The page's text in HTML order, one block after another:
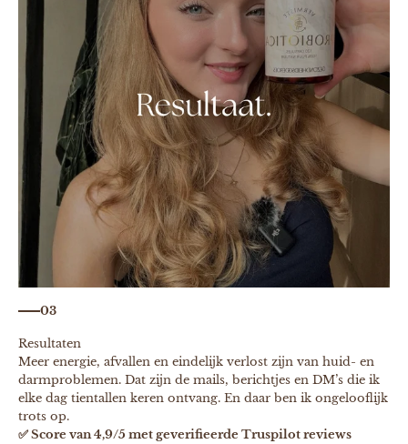
03
Resultaten
Meer energie, afvallen en eindelijk verlost zijn van huid- en
darmproblemen. Dat zijn de mails, berichtjes en DM’s die ik
elke dag tientallen keren ontvang. En daar ben ik ongelooflijk
trots op.
✅ Score van 4,9/5 met geverifieerde Truspilot reviews